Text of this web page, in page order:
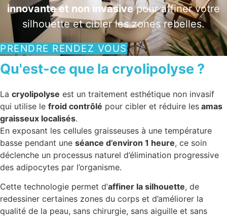
innovante et non invasivepour affiner votre
silhouette et cibler les zones rebelles.
PRENDRE RENDEZ VOUS
Qu'est-ce que la cryolipolyse ?
La cryolipolyse est un traitement esthétique non invasif
qui utilise le froid contrôlé pour cibler et réduire les amas
graisseux localisés.
En exposant les cellules graisseuses à une température
basse pendant une séance d’environ 1 heure, ce soin
déclenche un processus naturel d’élimination progressive
des adipocytes par l’organisme.
Cette technologie permet d’affiner la silhouette, de
redessiner certaines zones du corps et d’améliorer la
qualité de la peau, sans chirurgie, sans aiguille et sans